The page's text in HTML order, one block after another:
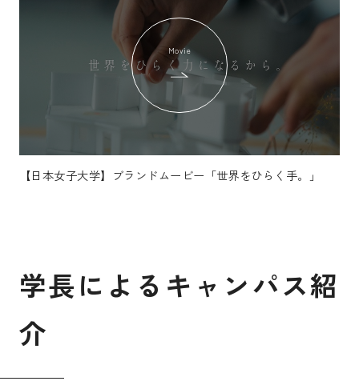
Movie
【日本女子大学】ブランドムービー「世界をひらく手。」
学長に よ る キ ャ ンパス紹
介